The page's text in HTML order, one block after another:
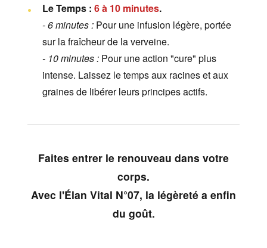
Le Temps :6 à 10 minutes.
- 6 minutes : Pour une infusion légère, portée
sur la fraîcheur de la verveine.
- 10 minutes : Pour une action "cure" plus
intense. Laissez le temps aux racines et aux
graines de libérer leurs principes actifs.
Faites entrer le renouveau dans votre
corps.
Avec l'Élan Vital N°07, la légèreté a enfin
du goût.